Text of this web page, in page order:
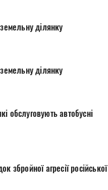
ділянку
ділянку
обслуговують автобусні
агресії російської